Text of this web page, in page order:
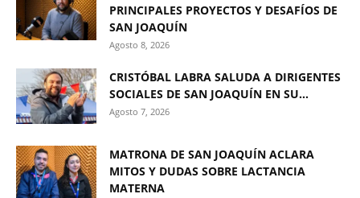
PRINCIPALES PROYECTOS Y DESAFÍOS DE
SAN JOAQUÍN
Agosto 8, 2026
CRISTÓBAL LABRA SALUDA A DIRIGENTES
SOCIALES DE SAN JOAQUÍN EN SU...
Agosto 7, 2026
MATRONA DE SAN JOAQUÍN ACLARA
MITOS Y DUDAS SOBRE LACTANCIA
MATERNA